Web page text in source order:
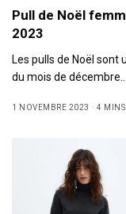
Pull de Noël
2023
Les pulls de Noël sont
du mois de décembre…
1 NOVEMBRE 2023 4 MINS